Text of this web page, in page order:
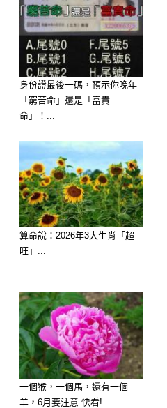
👑 6月轉運大爆發第
—— 金匱星強烈感應
己都怕
強運指數：⭐⭐⭐⭐⭐
翻身大轉變： 屬馬
們的命宮迎來了罕
駕光臨！這代表著你
富感應力」達到了
大師吸財指南： 6 月
然閃過某些靈感、特
突然心血來潮、路過
行，別猶豫，大膽
身份證最後一碼，預示你晚年
「窮苦命」還是「富貴
命」！...
算命說：2026年3大生肖「超
旺」...
一個猴，一個馬，還有一個
羊，6月要注意 快看!...